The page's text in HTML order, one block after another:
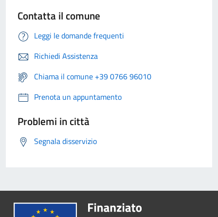
Contatta il comune
Leggi le domande frequenti
Richiedi Assistenza
Chiama il comune +39 0766 96010
Prenota un appuntamento
Problemi in città
Segnala disservizio